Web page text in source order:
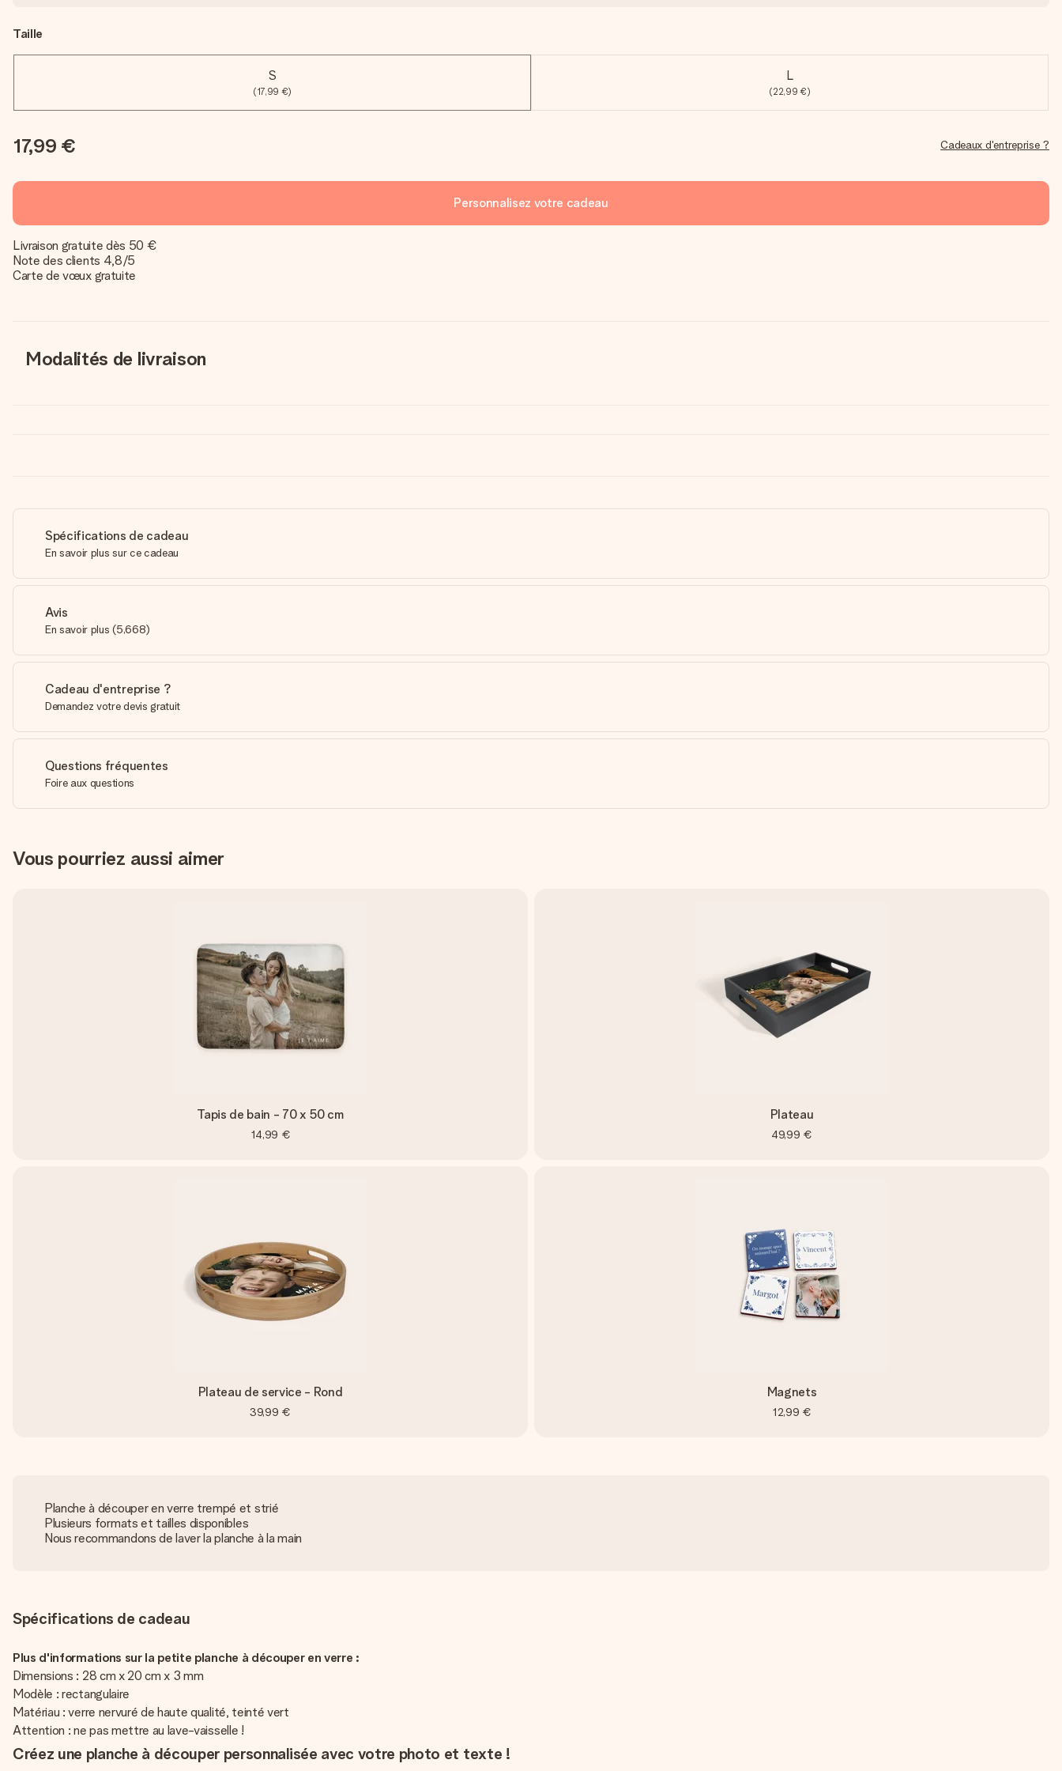
Taille
S
(17,99 €)
L
(22,99 €)
17,99 € Cadeaux d'entreprise ?
Personnalisez votre cadeau
Livraison gratuite dès 50 €
Note des clients 4,8/5
Carte de vœux gratuite
Modalités de livraison
Spécifications de cadeau
En savoir plus sur ce cadeau
Avis
En savoir plus (5,668)
Cadeau d'entreprise ?
Demandez votre devis gratuit
Questions fréquentes
Foire aux questions
Vous pourriez aussi aimer
Tapis de bain - 70 x 50 cm
14,99 €
Plateau
49,99 €
Plateau de service - Rond
39,99 €
Magnets
12,99 €
Planche à découper en verre trempé et strié
Plusieurs formats et tailles disponibles
Nous recommandons de laver la planche à la main
Spécifications de cadeau
Plus d'informations sur la petite planche à découper en verre :
Dimensions : 28 cm x 20 cm x 3 mm
Modèle : rectangulaire
Matériau : verre nervuré de haute qualité, teinté vert
Attention : ne pas mettre au lave-vaisselle !
Créez une planche à découper personnalisée avec votre photo et texte !